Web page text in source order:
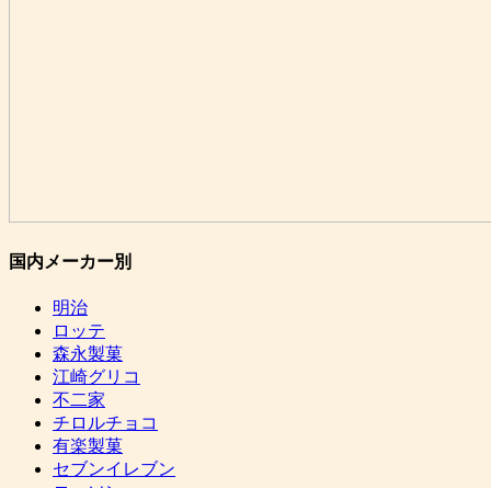
国内メーカー別
明治
ロッテ
森永製菓
江崎グリコ
不二家
チロルチョコ
有楽製菓
セブンイレブン